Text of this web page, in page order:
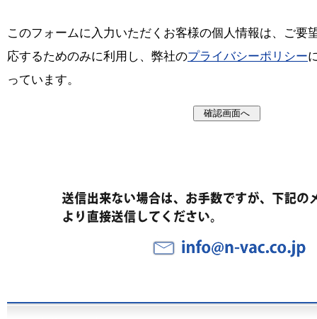
このフォームに入力いただくお客様の個人情報は、ご要
応するためのみに利用し、弊社のプライバシーポリシー
っています。